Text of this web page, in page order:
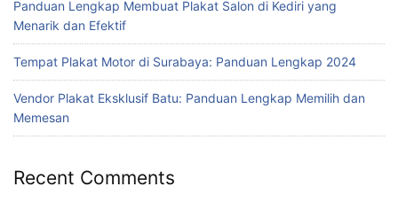
Panduan Lengkap Membuat Plakat Salon di Kediri yang
Menarik dan Efektif
Tempat Plakat Motor di Surabaya: Panduan Lengkap 2024
Vendor Plakat Eksklusif Batu: Panduan Lengkap Memilih dan
Memesan
Recent Comments